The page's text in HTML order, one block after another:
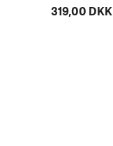
319,00 DKK